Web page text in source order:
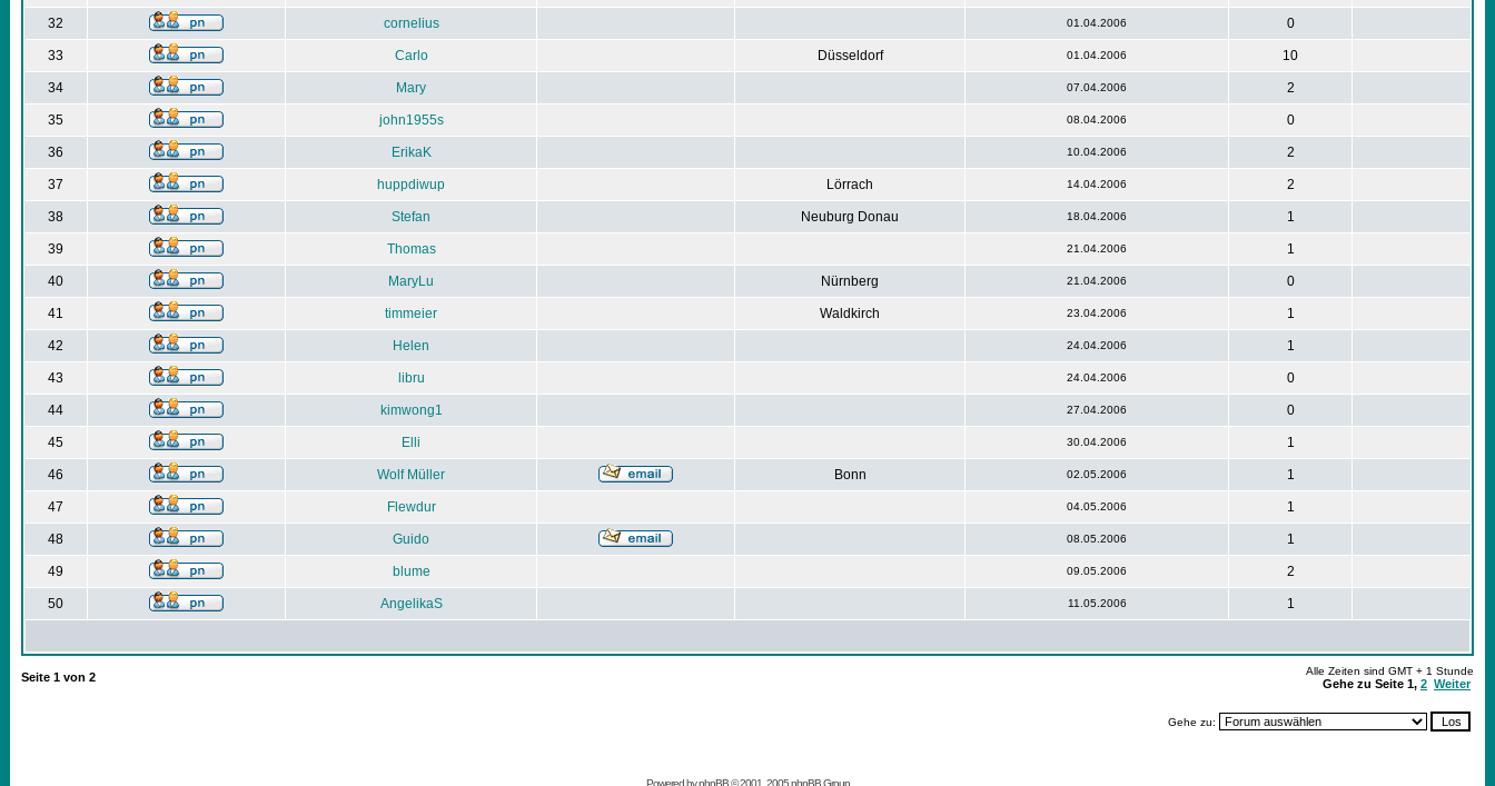
32 cornelius 01.04.2006 0
33 Carlo Düsseldorf 01.04.2006 10
34 Mary 07.04.2006 2
35 john1955s 08.04.2006 0
36 ErikaK 10.04.2006 2
37 huppdiwup Lörrach 14.04.2006 2
38 Stefan Neuburg Donau 18.04.2006 1
39 Thomas 21.04.2006 1
40 MaryLu Nürnberg 21.04.2006 0
41 timmeier Waldkirch 23.04.2006 1
42 Helen 24.04.2006 1
43 libru 24.04.2006 0
44 kimwong1 27.04.2006 0
45 Elli 30.04.2006 1
46 Wolf Müller Bonn 02.05.2006 1
47 Flewdur 04.05.2006 1
48 Guido 08.05.2006 1
49 blume 09.05.2006 2
50 AngelikaS 11.05.2006 1
Seite 1 von 2 Alle Zeiten sind GMT + 1 Stunde
Gehe zu Seite 1, 2 Weiter
Gehe zu:
Powered byphpBB© 2001, 2005 phpBB Group